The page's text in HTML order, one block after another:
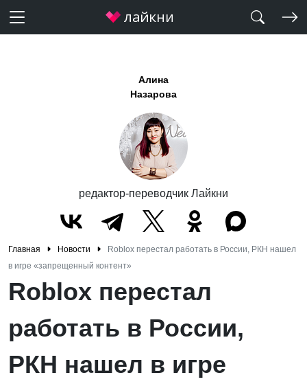
Алина
Назарова
редактор-переводчик Лайкни
Главная Новости
Roblox перестал работать в России, РКН нашел
в игре «запрещенный контент»
Roblox перестал
работать в России,
РКН нашел в игре